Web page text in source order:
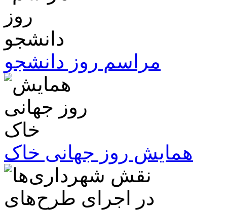
مراسم روز دانشجو
همایش روز جهانی خاک